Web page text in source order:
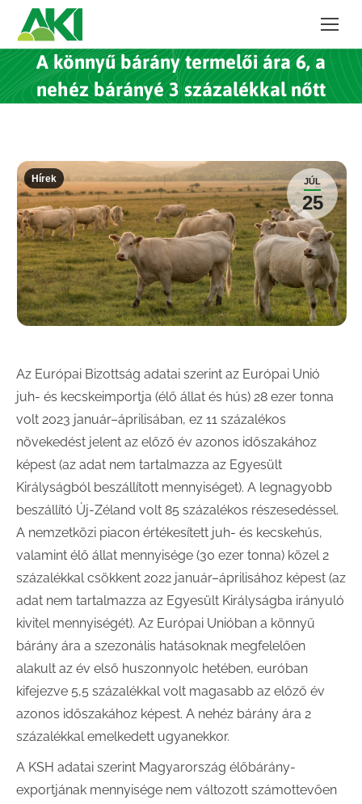
A könnyű bárány termelői ára 6, a
nehéz bárányé 3 százalékkal nőtt
JÚL
25
Hírek
Az Európai Bizottság adatai szerint az Európai Unió
juh- és kecskeimportja (élő állat és hús) 28 ezer tonna
volt 2023 január–áprilisában, ez 11 százalékos
növekedést jelent az előző év azonos időszakához
képest (az adat nem tartalmazza az Egyesült
Királyságból beszállított mennyiséget). A legnagyobb
beszállító Új-Zéland volt 85 százalékos részesedéssel.
A nemzetközi piacon értékesített juh- és kecskehús,
valamint élő állat mennyisége (30 ezer tonna) közel 2
százalékkal csökkent 2022 január–áprilisához képest (az
adat nem tartalmazza az Egyesült Királyságba irányuló
kivitel mennyiségét). Az Európai Unióban a könnyű
bárány ára a szezonális hatásoknak megfelelően
alakult az év első huszonnyolc hetében, euróban
kifejezve 5,5 százalékkal volt magasabb az előző év
azonos időszakához képest. A nehéz bárány ára 2
százalékkal emelkedett ugyanekkor.
A KSH adatai szerint Magyarország élőbárány-
exportjának mennyisége nem változott számottevően